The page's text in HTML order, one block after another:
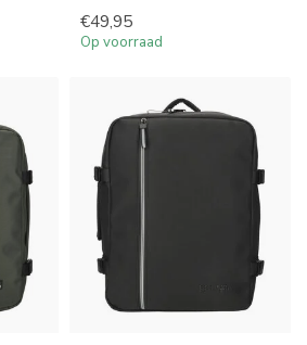
€49,95
Op voorraad